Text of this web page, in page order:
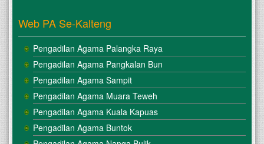
Web PA Se-Kalteng
Pengadilan Agama Palangka Raya
Pengadilan Agama Pangkalan Bun
Pengadilan Agama Sampit
Pengadilan Agama Muara Teweh
Pengadilan Agama Kuala Kapuas
Pengadilan Agama Buntok